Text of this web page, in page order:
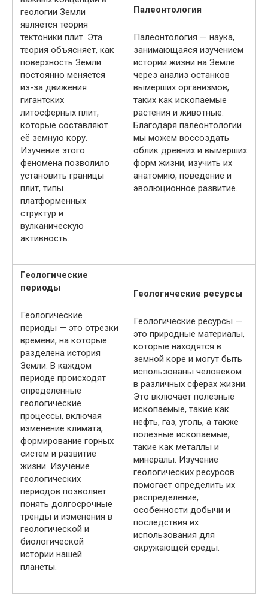
геологии Земли
является теория
тектоники плит. Эта
теория объясняет, как
поверхность Земли
постоянно меняется
из-за движения
гигантских
литосферных плит,
которые составляют
её земную кору.
Изучение этого
феномена позволило
установить границы
плит, типы
платформенных
структур и
вулканическую
активность.
Палеонтология
Палеонтология — наука,
занимающаяся изучением
истории жизни на Земле
через анализ останков
вымерших организмов,
таких как ископаемые
растения и животные.
Благодаря палеонтологии
мы можем воссоздать
облик древних и вымерших
форм жизни, изучить их
анатомию, поведение и
эволюционное развитие.
Геологические
периоды
Геологические
периоды — это отрезки
времени, на которые
разделена история
Земли. В каждом
периоде происходят
определенные
геологические
процессы, включая
изменение климата,
формирование горных
систем и развитие
жизни. Изучение
геологических
периодов позволяет
понять долгосрочные
тренды и изменения в
геологической и
биологической
истории нашей
планеты.
Геологические ресурсы
Геологические ресурсы —
это природные материалы,
которые находятся в
земной коре и могут быть
использованы человеком
в различных сферах жизни.
Это включает полезные
ископаемые, такие как
нефть, газ, уголь, а также
полезные ископаемые,
такие как металлы и
минералы. Изучение
геологических ресурсов
помогает определить их
распределение,
особенности добычи и
последствия их
использования для
окружающей среды.